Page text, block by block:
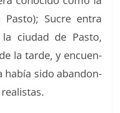
Sucre entra
ciu­dad de Pas­to,
la tarde, y encuen­
había sido aban­don­